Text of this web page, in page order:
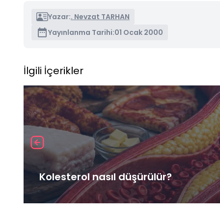
Yazar:. Nevzat TARHAN
Yayınlanma Tarihi:01 Ocak 2000
İlgili İçerikler
Kolesterol nasıl düşürülür?